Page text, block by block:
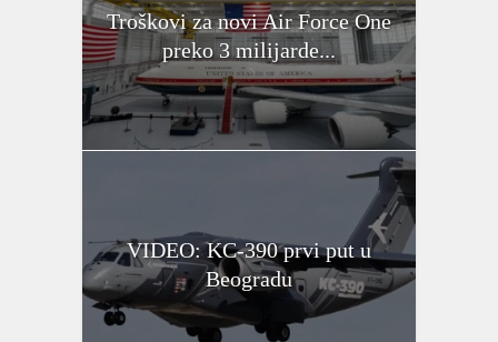
Troškovi za novi Air Force One
preko 3 milijarde...
VIDEO: KC-390 prvi put u
Beogradu